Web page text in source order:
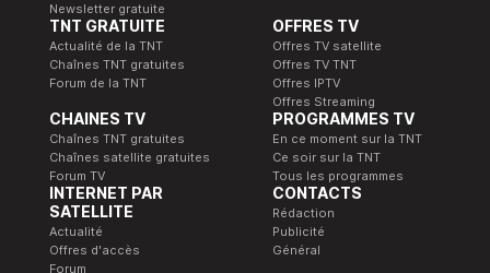
Newsletter gratuite
TNT GRATUITE
Actualité de la TNT
Chaînes TNT gratuites
Forum de la TNT
OFFRES TV
Offres TV satellite
Offres TV TNT
Offres IPTV
Offres Streaming
CHAINES TV
Chaînes TNT gratuites
Chaînes satellite gratuites
Forum TV
PROGRAMMES TV
En ce moment sur la TNT
Ce soir sur la TNT
Tous les programmes
INTERNET PAR
SATELLITE
Actualité
Offres d'accès
Forum
CONTACTS
Rédaction
Publicité
Général